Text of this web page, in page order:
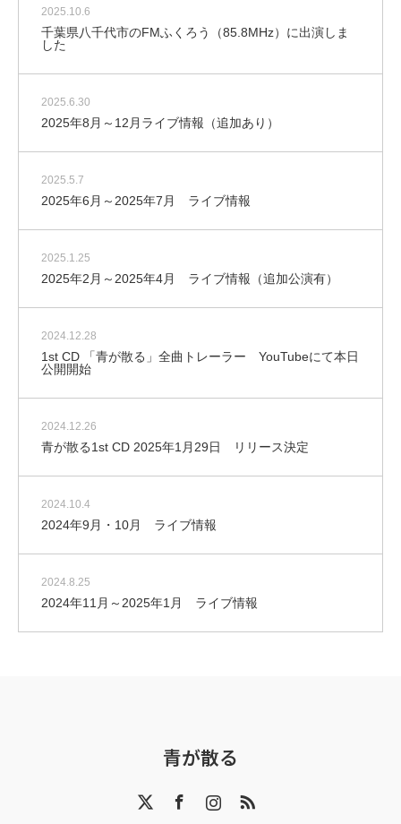
2025.10.6
千葉県八千代市のFMふくろう（85.8MHz）に出演しま
した
2025.6.30
2025年8月～12月ライブ情報（追加あり）
2025.5.7
2025年6月～2025年7月 ライブ情報
2025.1.25
2025年2月～2025年4月 ライブ情報（追加公演有）
2024.12.28
1st CD 「青が散る」全曲トレーラー YouTubeにて本日
公開開始
2024.12.26
青が散る1st CD 2025年1月29日 リリース決定
2024.10.4
2024年9月・10月 ライブ情報
2024.8.25
2024年11月～2025年1月 ライブ情報
青が散る